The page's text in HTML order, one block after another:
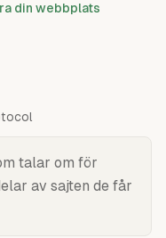
din webbplats
talar om för
av sajten de får